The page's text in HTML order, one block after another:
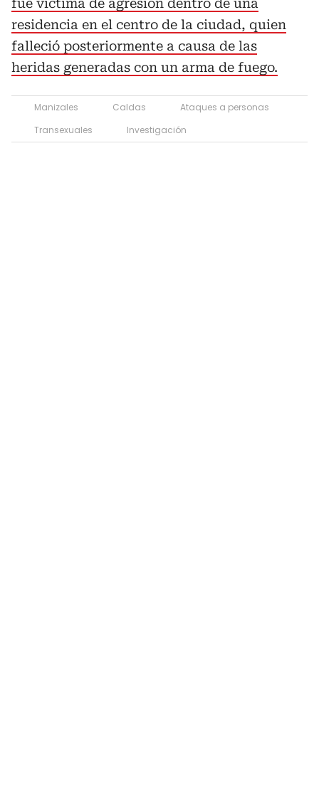
fue víctima de agresión dentro de una
residencia en el centro de la ciudad, quien
falleció posteriormente a causa de las
heridas generadas con un arma de fuego.
Manizales Caldas
Ataques a personas
Transexuales
Investigación